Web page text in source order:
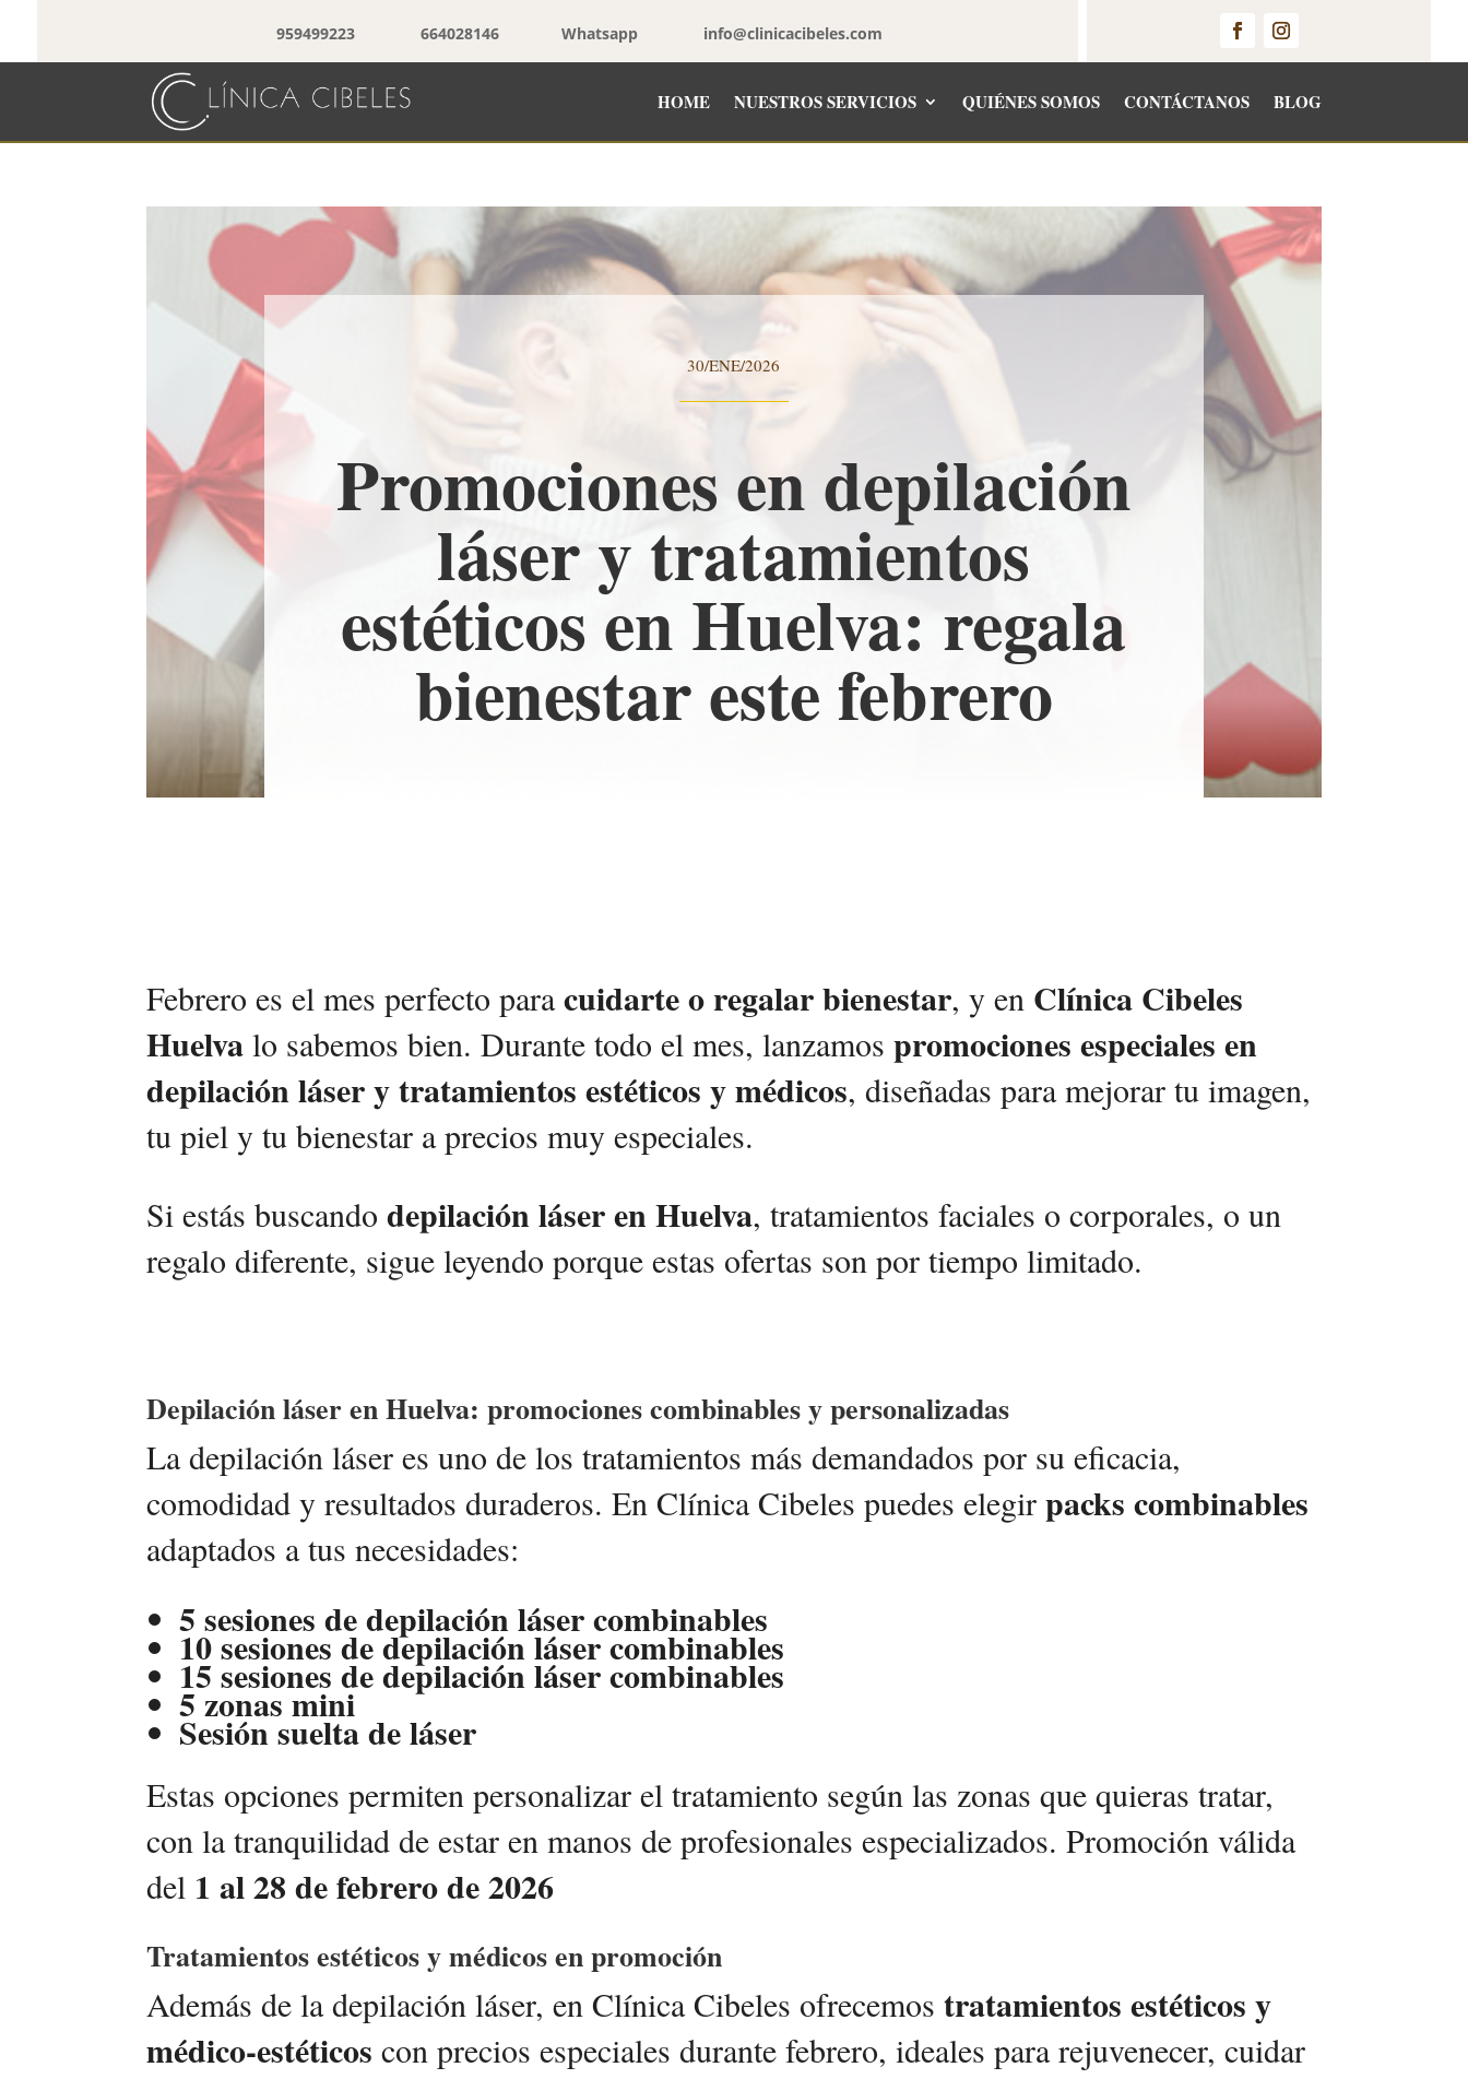
959499223 664028146 Whatsapp info@clinicacibeles.com
HOME NUESTROS SERVICIOS QUIÉNES SOMOS CONTÁCTANOS BLOG
30/ENE/2026
Promociones en depilación
láser y tratamientos
estéticos en Huelva: regala
bienestar este febrero
Febrero es el mes perfecto paracuidarte o regalar bienestar, y en Clínica Cibeles
Huelva lo sabemos bien. Durante todo el mes, lanzamospromociones especiales en
depilación láser y tratamientos estéticos y médicos, diseñadas para mejorar tu imagen,
tu piel y tu bienestar a precios muy especiales.
Si estás buscandodepilación láser en Huelva, tratamientos faciales o corporales, o un
regalo diferente, sigue leyendo porque estas ofertas son por tiempo limitado.
Depilación láser en Huelva: promociones combinables y personalizadas
La depilación láser es uno de los tratamientos más demandados por su eficacia,
comodidad y resultados duraderos. En Clínica Cibeles puedes elegirpacks combinables
adaptados a tus necesidades:
5 sesiones de depilación láser combinables
10 sesiones de depilación láser combinables
15 sesiones de depilación láser combinables
5 zonas mini
Sesión suelta de láser
Estas opciones permiten personalizar el tratamiento según las zonas que quieras tratar,
con la tranquilidad de estar en manos de profesionales especializados. Promoción válida
del 1 al 28 de febrero de 2026
Tratamientos estéticos y médicos en promoción
Además de la depilación láser, en Clínica Cibeles ofrecemostratamientos estéticos y
médico-estéticos con precios especiales durante febrero, ideales para rejuvenecer, cuidar